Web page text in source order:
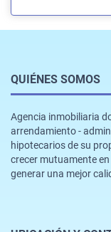
QUIÉNES SOMOS
Agencia inmobiliaria
arrendamiento -
hipotecarios de su
crecer mutuamente
generar una mejor